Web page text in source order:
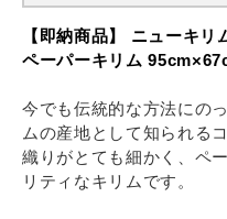
【即納商品】 ニューキ
ペーパーキリム
今でも伝統的な方法にの
ムの産地として知られる
織りがとても細かく、ペ
リティなキリムです。